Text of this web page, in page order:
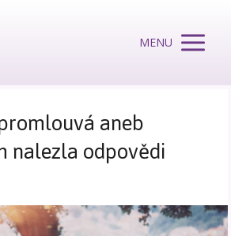
MENU
aneb
nalezla odpovědi